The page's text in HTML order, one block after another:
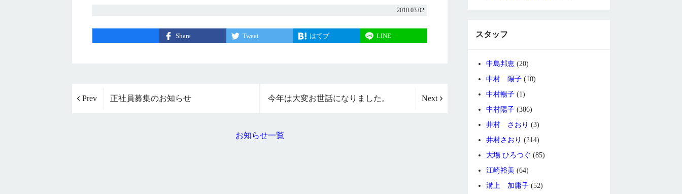
2010.03.02
Share Tweet はてブ LINE
Prev 正社員募集のお知らせ Next
今年は大変お世話になりました。
お知らせ一覧
スタッフ
中島邦恵 (20)
中村 陽子 (10)
中村暢子 (1)
中村陽子 (386)
井村 さおり (3)
井村さおり (214)
大場 ひろつぐ (85)
江崎裕美 (64)
溝上 加庸子 (52)